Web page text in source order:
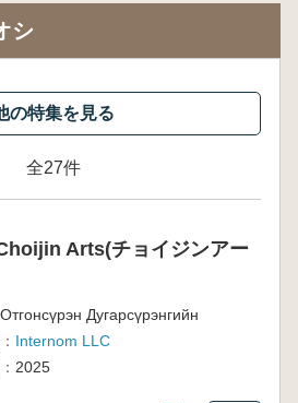
シ
全27件
Arts(チョイジンアー
Отгонсүрэн Дугарсүрэнгийн
Internom LLC
2025